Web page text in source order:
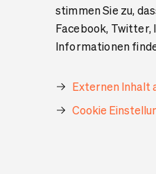
stimmen Sie zu,
Facebook,
Informationen
Externen Inhalt
Cookie